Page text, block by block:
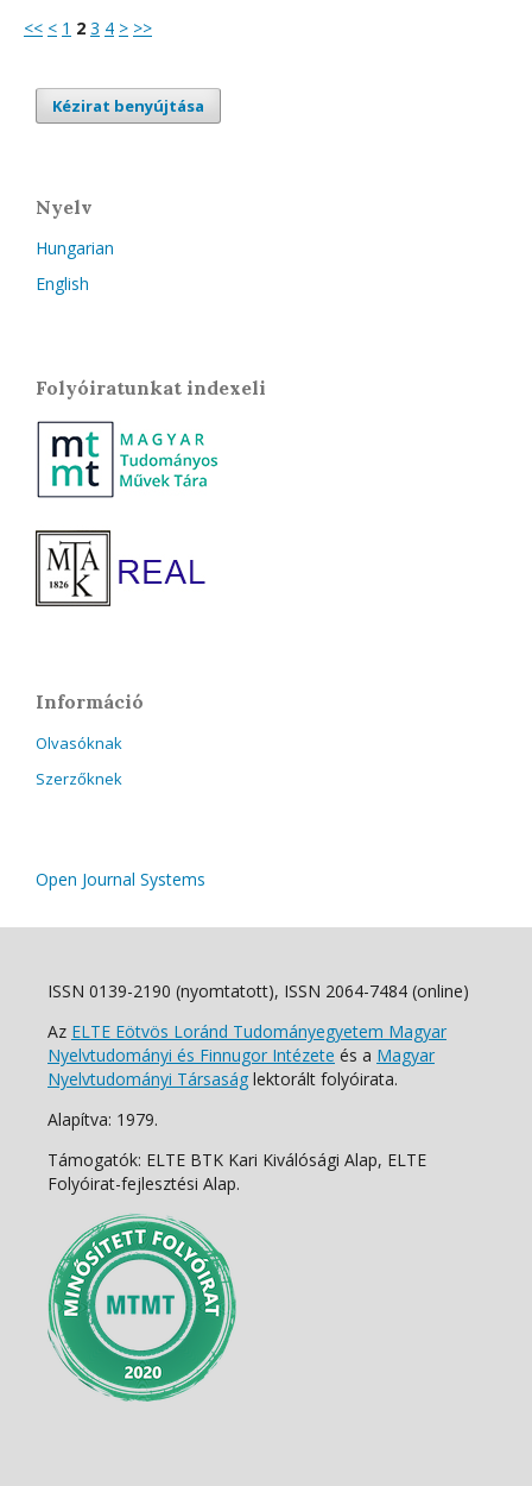
<< < 1 2 3 4 > >>
Kézirat benyújtása
Nyelv
Hungarian
English
Folyóiratunkat indexeli
Információ
Olvasóknak
Szerzőknek
Open Journal Systems
ISSN 0139-2190 (nyomtatott), ISSN 2064-7484 (online)
Az ELTE Eötvös Loránd Tudományegyetem Magyar
Nyelvtudományi és Finnugor Intézete és a Magyar
Nyelvtudományi Társaság lektorált folyóirata.
Alapítva: 1979.
Támogatók: ELTE BTK Kari Kiválósági Alap, ELTE
Folyóirat-fejlesztési Alap.